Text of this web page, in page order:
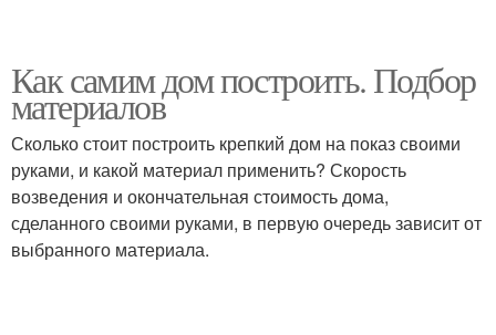
Как самим дом построить. Подбор
материалов
Сколько стоит построить крепкий дом на показ своими
руками, и какой материал применить? Скорость
возведения и окончательная стоимость дома,
сделанного своими руками, в первую очередь зависит от
выбранного материала.